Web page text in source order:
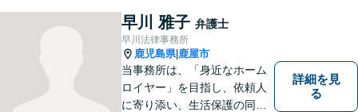
懇切丁寧に対応し、解決を目
指します【LINE対応】
早川 雅子 弁護士
早川法律事務所
鹿児島県| 鹿屋市
当事務所は、「身近なホーム
ロイヤー」を目指し、依頼人
に寄り添い、生活保護の同行
詳細を見
る